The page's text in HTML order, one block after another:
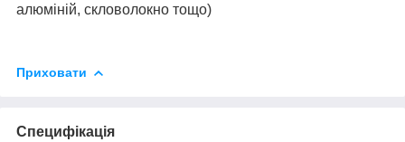
алюміній, скловолокно тощо)
Приховати
Специфікація